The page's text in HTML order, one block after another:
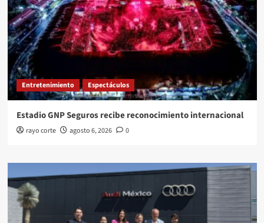
Entretenimiento Espectáculos
Estadio GNP Seguros recibe reconocimiento internacional
rayo corte agosto 6, 2026 0